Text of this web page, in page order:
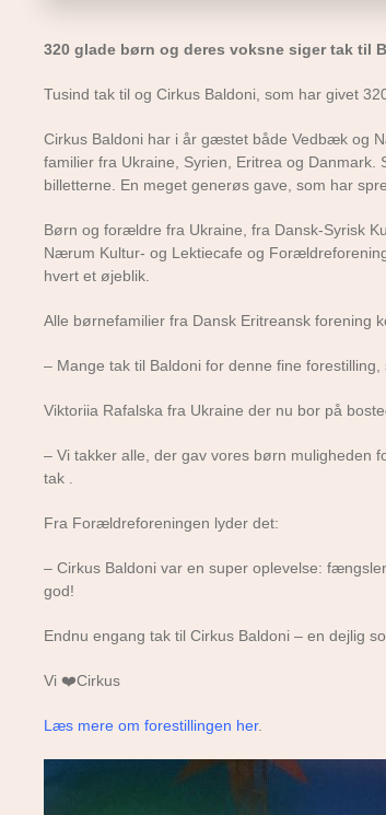
320 glade børn og deres voksne siger tak til
Tusind tak til og Cirkus Baldoni, som har givet
Cirkus Baldoni har i år gæstet både Vedbæk og
familier fra Ukraine, Syrien, Eritrea og
billetterne. En meget generøs gave, som har
Børn og forældre fra Ukraine, fra Dansk-Syrisk
Nærum Kultur- og Lektiecafe og
hvert et øjeblik.
Alle børnefamilier fra Dansk Eritreansk forening
– Mange tak til Baldoni for denne fine forestilling,
Viktoriia Rafalska fra Ukraine der nu bor på
– Vi takker alle, der gav vores børn muligheden
tak .
Fra Forældreforeningen lyder det:
– Cirkus Baldoni var en super oplevelse:
god!
Endnu engang tak til Cirkus Baldoni – en dejlig
Vi ❤️Cirkus
Læs mere om forestillingen her.